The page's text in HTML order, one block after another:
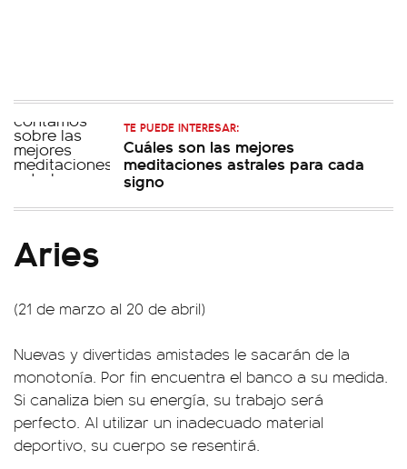
TE PUEDE INTERESAR:
Cuáles son las mejores
meditaciones astrales para cada
signo
Aries
(21 de marzo al 20 de abril)
Nuevas y divertidas amistades le sacarán de la
monotonía. Por fin encuentra el banco a su medida.
Si canaliza bien su energía, su trabajo será
perfecto. Al utilizar un inadecuado material
deportivo, su cuerpo se resentirá.